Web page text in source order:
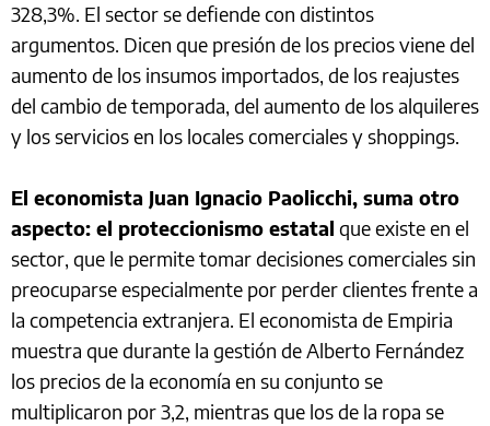
328,3%. El sector se defiende con distintos
argumentos. Dicen que presión de los precios viene del
aumento de los insumos importados, de los reajustes
del cambio de temporada, del aumento de los alquileres
y los servicios en los locales comerciales y shoppings.
El economista Juan Ignacio Paolicchi, suma otro
aspecto: el proteccionismo estatal que existe en el
sector, que le permite tomar decisiones comerciales sin
preocuparse especialmente por perder clientes frente a
la competencia extranjera. El economista de Empiria
muestra que durante la gestión de Alberto Fernández
los precios de la economía en su conjunto se
multiplicaron por 3,2, mientras que los de la ropa se